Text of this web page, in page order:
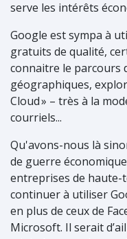
serve les intérêts
Google est sympa à
gratuits de qualité,
connaitre le parcours
géographiques,
Cloud» – très à la
courriels...
Qu'avons-nous là
de guerre
entreprises de haute-
continuer à utiliser
en plus de ceux de
Microsoft. Il serait